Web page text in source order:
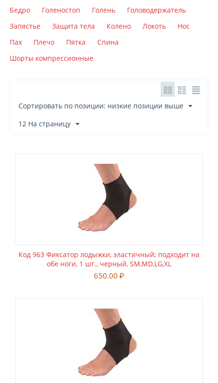
Бедро Голеностоп Голень
Головодержатель
Запястье
Защита тела Колено Локоть
Нос
Пах
Плечо Пятка
Спина
Шорты компрессионные
Сортировать по позиции: низкие позиции выше
12 На страницу
Код 963 Фиксатор лодыжки, эластичный; подходит на
обе ноги, 1 шт., черный, SM,MD,LG,XL
650.00 ₽